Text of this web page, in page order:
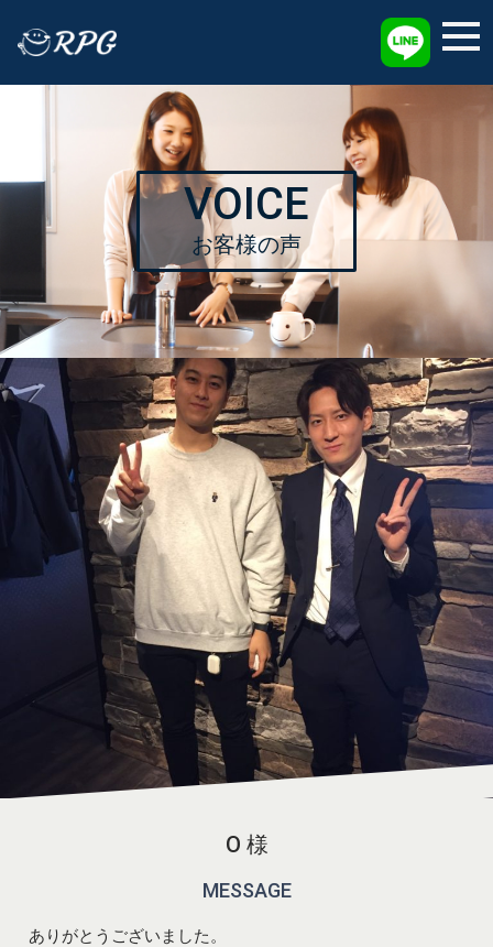
VOICE
お客様の声
O 様
MESSAGE
ありがとうございました。